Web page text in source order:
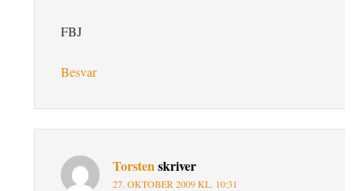
FBJ
Besvar
Torstenskriver
27. OKTOBER 2009 KL. 10:31